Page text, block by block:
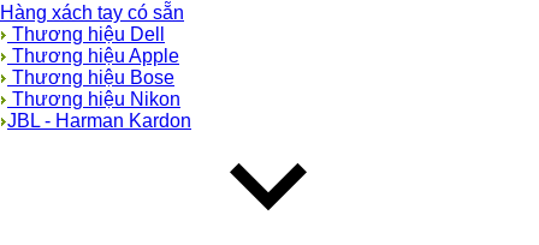
Hàng xách tay có sẵn
Thương hiệu Dell
Thương hiệu Apple
Thương hiệu Bose
Thương hiệu Nikon
JBL - Harman Kardon